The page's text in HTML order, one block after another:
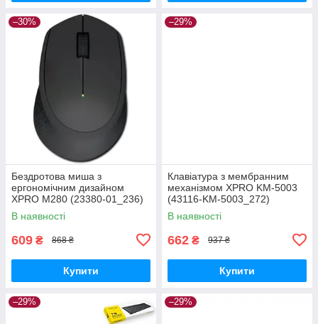
–30%
Бездротова миша з
ергономічним дизайном
XPRO M280 (23380-01_236)
В наявності
609 ₴ 868 ₴
Купити
–29%
Клавіатура з мембранним
механізмом XPRO KM-5003
(43116-KM-5003_272)
В наявності
662 ₴ 937 ₴
Купити
–29% –29%